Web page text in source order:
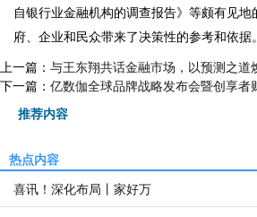
自银行业金融机构的调查报告》等颇有见地
府、企业和民众带来了决策性的参考和依据。
上一篇： 与王东翔共话金融市场，以预测之道
下一篇： 亿数伽全球品牌战略发布会暨创享者
推荐内容
热点内容
喜讯！深化布局丨家好万